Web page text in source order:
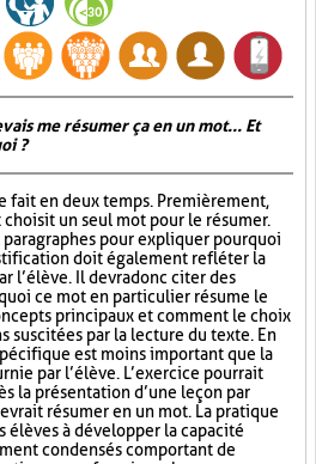
me résumer ça en un mot... Et
?
fait en deux temps. Premièrement,
un seul mot pour le résumer.
pour expliquer pourquoi
doit également refléter la
l’élève. Il devra donc citer des
ce mot en particulier résume le
principaux et comment le choix
suscitées par la lecture du texte. En
est moins important que la
par l’élève. L’exercice pourrait
la présentation d’une leçon par
résumer en un mot. La pratique
à développer la capacité
condensés comportant de